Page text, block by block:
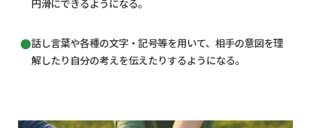
円滑にできるようになる。
話し言葉や各種の文字・記号等を用いて、相手の意図を理
解したり自分の考えを伝えたりするようになる。